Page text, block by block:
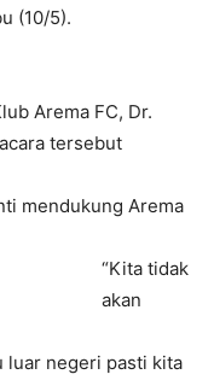
(10/5).
Arema FC, Dr.
tersebut
mendukung Arema
“Kita tidak
akan
luar negeri pasti kita